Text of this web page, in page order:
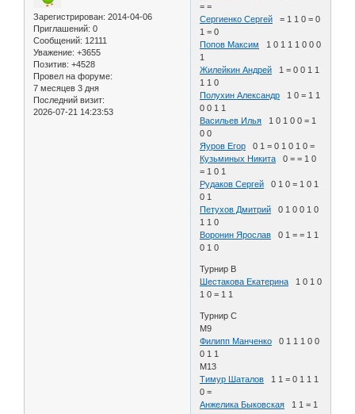
Зарегистрирован: 2014-04-06
Приглашений: 0
Сообщений: 12111
Уважение: +3655
Позитив: +4528
Провел на форуме:
7 месяцев 3 дня
Последний визит:
2026-07-21 14:23:53
= =
Сергиенко Сергей = 1 1 0 = 0
1 = 0
Попов Максим 1 0 1 1 1 0 0 0
1
Жилейкин Андрей 1 = 0 0 1 1
1 1 0
Полухин Александр 1 0 = 1 1
0 0 1 1
Васильев Илья 1 0 1 0 0 = 1
0 0
Яуров Егор 0 1 = 0 1 0 1 0 =
Кузьминых Никита 0 = = 1 0
= 1 0 1
Рудаков Сергей 0 1 0 = 1 0 1
0 1
Петухов Дмитрий 0 1 0 0 1 0
1 1 0
Воронин Ярослав 0 1 = = 1 1
0 1 0
Турнир B
Шестакова Екатерина 1 0 1 0
1 0 = 1 1
Турнир C
М9
Филипп Манченко 0 1 1 1 0 0
0 1 1
М13
Тимур Шаталов 1 1 = 0 1 1 1
0 =
Анжелика Быковская 1 1 = 1